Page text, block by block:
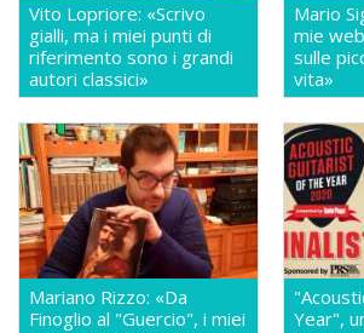
Vito Lopriore: «Scrivo
gialli, ma i miei punti di
riferimento sono i grandi
autori classici»
Mario
mie
sulle
vita»
Mariano Rizzo: «Da
Finoglio al "Guercio", i miei
Year",